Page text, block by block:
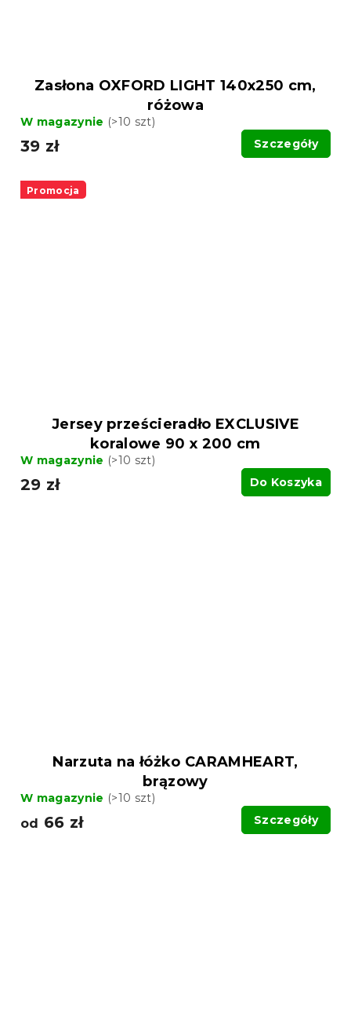
Zasłona OXFORD LIGHT 140x250 cm,
różowa
W magazynie (>10 szt)
39 zł Szczegóły
Promocja
Jersey prześcieradło EXCLUSIVE
koralowe 90 x 200 cm
W magazynie (>10 szt)
29 zł Do Koszyka
Narzuta na łóżko CARAMHEART,
brązowy
W magazynie (>10 szt)
od 66 zł Szczegóły